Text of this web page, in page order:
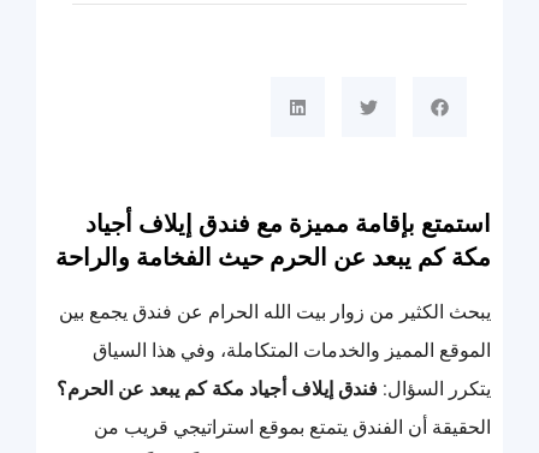
استمتع بإقامة مميزة مع فندق إيلاف أجياد
مكة كم يبعد عن الحرم حيث الفخامة والراحة
يبحث الكثير من زوار بيت الله الحرام عن فندق يجمع بين
الموقع المميز والخدمات المتكاملة، وفي هذا السياق
يتكرر السؤال: فندق إيلاف أجياد مكة كم يبعد عن الحرم؟
الحقيقة أن الفندق يتمتع بموقع استراتيجي قريب من